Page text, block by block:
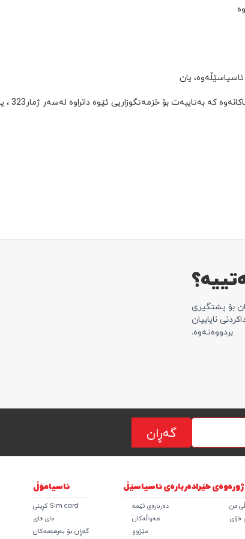
یان
بۆ پشتگیری
نایابیان
بردووەتەوە.
گەڕان
خێرا
من
خۆی
دەربارەی ئاسیاسێڵ
دەربارەی ئێمە
هەواڵەکان
مێژوو
ئاسیامۆڵ
Sim card کڕینی
مای فای
گەڕان بۆ بەرهەمەکان